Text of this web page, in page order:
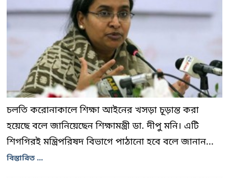
চলতি করোনাকালে শিক্ষা আইনের খসড়া চূড়ান্ত করা
হয়েছে বলে জানিয়েছেন শিক্ষামন্ত্রী ডা. দীপু মনি। এটি
শিগগিরই মন্ত্রিপরিষদ বিভাগে পাঠানো হবে বলে জানান...
বিস্তারিত ...